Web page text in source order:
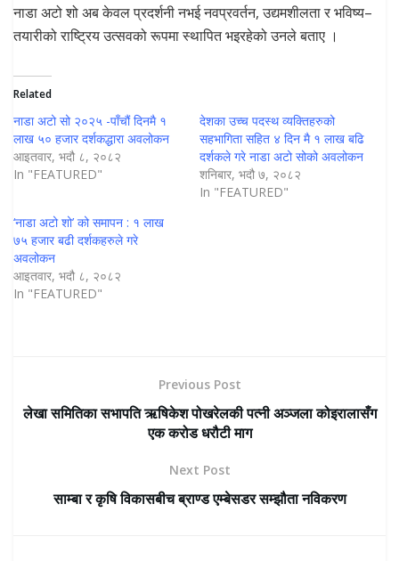
नाडा अटो शो अब केवल प्रदर्शनी नभई नवप्रवर्तन, उद्यमशीलता र भविष्य–
तयारीको राष्ट्रिय उत्सवको रूपमा स्थापित भइरहेको उनले बताए ।
Related
नाडा अटो सो २०२५ -पाँचौं दिनमै १
लाख ५० हजार दर्शकद्धारा अवलोकन
आइतवार, भदौ ८, २०८२
In "FEATURED"
देशका उच्च पदस्थ व्यक्तिहरुको
सहभागिता सहित ४ दिन मै १ लाख बढि
दर्शकले गरे नाडा अटो सोको अवलोकन
शनिबार, भदौ ७, २०८२
In "FEATURED"
‘नाडा अटो शो’ को समापन : १ लाख
७५ हजार बढी दर्शकहरुले गरे
अवलोकन
आइतवार, भदौ ८, २०८२
In "FEATURED"
Previous Post
लेखा समितिका सभापति ऋषिकेश पोखरेलकी पत्नी अञ्जला कोइरालासँग
एक करोड धरौटी माग
Next Post
साम्बा र कृषि विकासबीच ब्राण्ड एम्बेसडर सम्झौता नविकरण